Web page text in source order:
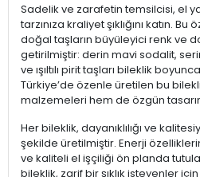
Sadelik ve zarafetin temsilcisi, el
tarzınıza kraliyet şıklığını katın.
doğal taşların büyüleyici renk ve
getirilmiştir: derin mavi sodalit,
ve ışıltılı pirit taşları bileklik
Türkiye’de özenle üretilen bu
malzemeleri hem de özgün
Her bileklik, dayanıklılığı ve
şekilde üretilmiştir. Enerji
ve kaliteli el işçiliği ön planda
bileklik, zarif bir şıklık isteyenler